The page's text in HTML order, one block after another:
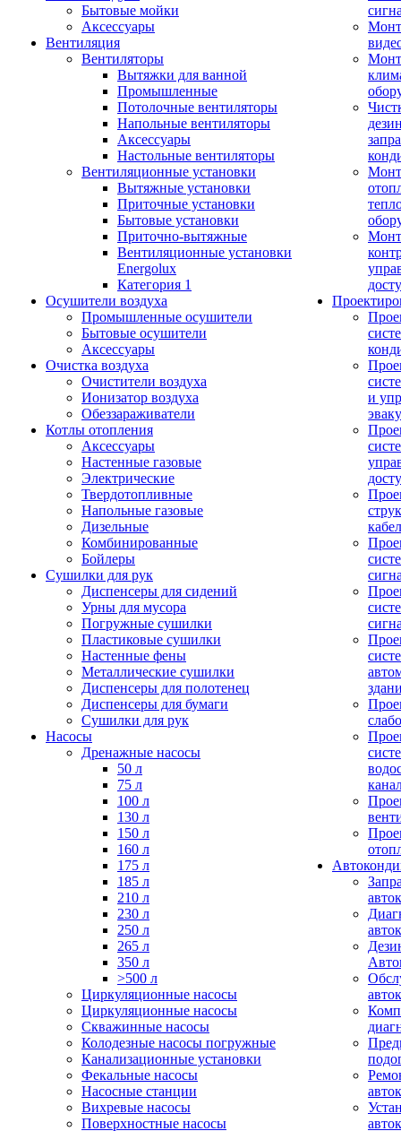
Бытовые мойки
Аксессуары
Вентиляция
Вентиляторы
Вытяжки для ванной
Промышленные
Потолочные вентиляторы
Напольные вентиляторы
Аксессуары
Настольные вентиляторы
Вентиляционные установки
Вытяжные установки
Приточные установки
Бытовые установки
Приточно-вытяжные
Вентиляционные установки
Energolux
Категория 1
Осушители воздуха
Промышленные осушители
Бытовые осушители
Аксессуары
Очистка воздуха
Очистители воздуха
Ионизатор воздуха
Обеззараживатели
Котлы отопления
Аксессуары
Настенные газовые
Электрические
Твердотопливные
Напольные газовые
Дизельные
Комбинированные
Бойлеры
Сушилки для рук
Диспенсеры для сидений
Урны для мусора
Погружные сушилки
Пластиковые сушилки
Настенные фены
Металлические сушилки
Диспенсеры для полотенец
Диспенсеры для бумаги
Сушилки для рук
Насосы
Дренажные насосы
50 л
75 л
100 л
130 л
150 л
160 л
175 л
185 л
210 л
230 л
250 л
265 л
350 л
>500 л
Циркуляционные насосы
Циркуляционные насосы
Скважинные насосы
Колодезные насосы погружные
Канализационные установки
Фекальные насосы
Насосные станции
Вихревые насосы
Поверхностные насосы
и